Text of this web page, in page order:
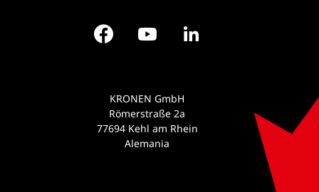
FacebookYouTube
KRONEN GmbH
Römerstraße 2a
77694 Kehl am Rhein
Alemania